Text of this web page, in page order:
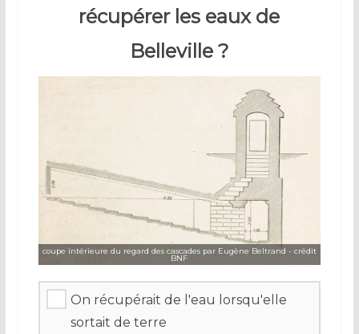
récupérer les eaux de
Belleville ?
coupe intérieure du regard des cascades par Eugène Beltrand - crédit
BNF
On récupérait de l'eau lorsqu'elle
sortait de terre